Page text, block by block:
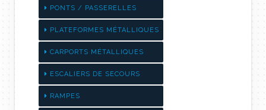
PONTS / PASSERELLES
PLATEFORMES MÉTALLIQUES
CARPORTS MÉTALLIQUES
ESCALIERS DE SECOURS
RAMPES